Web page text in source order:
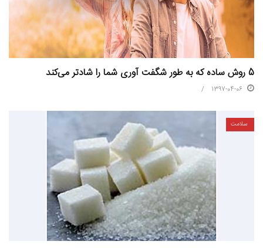
5 روش ساده که به طور شگفت آوری شما را شادتر می‌کند
1397-04-06
سلامت